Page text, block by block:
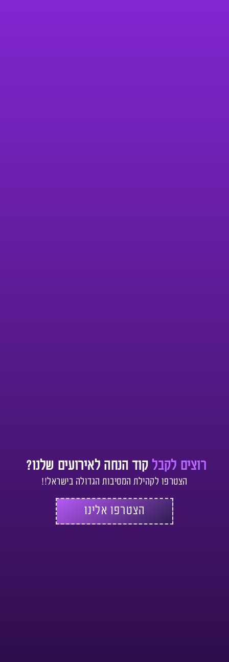
רוצים לקבל קוד הנחה לאירועים שלנו?
הצטרפו לקהילת המסיבות הגדולה בישראל!!
הצטרפו אלינו